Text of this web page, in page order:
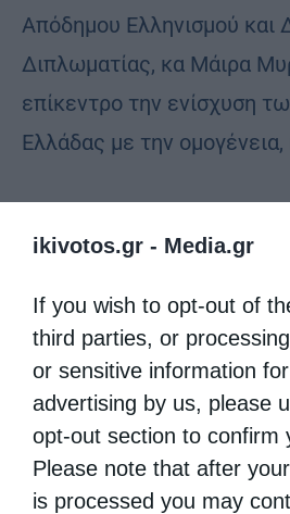
ikivotos.gr - Media.gr
If you wish to opt-out of
third parties, or
or sensitive information
advertising by us, please
opt-out section to confirm
Please note that after
is processed you may
Απόδημου Ελληνισμού και
Διπλωματίας, κα Μάιρα
επίκεντρο την ενίσχυση
Ελλάδας με την